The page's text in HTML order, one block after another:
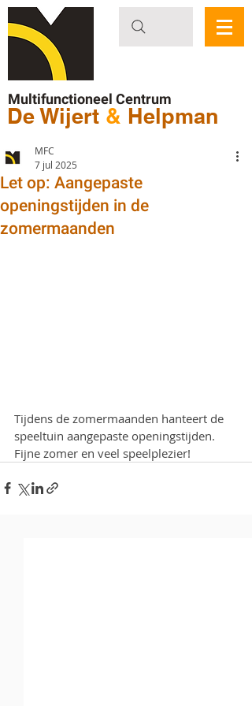
Multifunctioneel Centrum
De Wijert & Helpman
Let op: Aangepaste
openingstijden in de
zomermaanden
MFC
7 jul 2025
Tijdens de zomermaanden hanteert de
speeltuin aangepaste openingstijden.
Fijne zomer en veel speelplezier!